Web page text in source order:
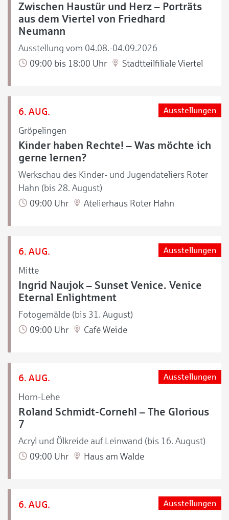
Zwischen Haustür und Herz – Porträts
aus dem Viertel von Friedhard
Neumann
Ausstellung vom 04.08.-04.09.2026
09:00 bis 18:00 Uhr
Stadtteilfiliale Viertel
6. AUG.
Gröpelingen
Ausstellungen
Kinder haben Rechte! – Was möchte ich
gerne lernen?
Werkschau des Kinder- und Jugendateliers Roter
Hahn (bis 28. August)
09:00 Uhr
Atelierhaus Roter Hahn
6. AUG.
Mitte
Ausstellungen
Ingrid Naujok – Sunset Venice. Venice
Eternal Enlightment
Fotogemälde (bis 31. August)
09:00 Uhr
Café Weide
6. AUG.
Horn-Lehe
Ausstellungen
Roland Schmidt-Cornehl – The Glorious
7
Acryl und Ölkreide auf Leinwand (bis 16. August)
09:00 Uhr
Haus am Walde
6. AUG. Ausstellungen